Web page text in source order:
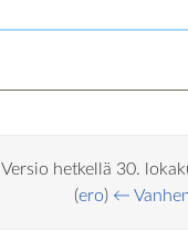
Versio hetkellä 30.
(ero) ←